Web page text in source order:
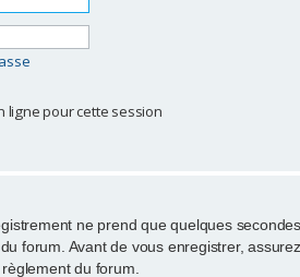
ligne pour cette session
ne prend que quelques
forum. Avant de vous enregistrer,
du forum.